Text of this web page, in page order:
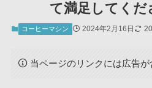
て満足してくだ
コーヒーマシン 2024年2月16日
当ページのリンクには広告が